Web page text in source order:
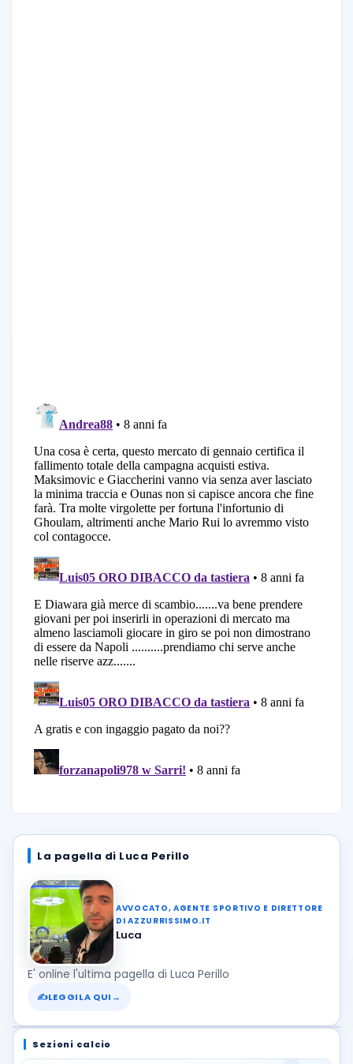
La pagella di Luca Perillo
AVVOCATO, AGENTE SPORTIVO E DIRETTORE
DI AZZURRISSIMO.IT
Luca
E' online l'ultima pagella di Luca Perillo
✍LEGGILA QUI →
Sezioni calcio